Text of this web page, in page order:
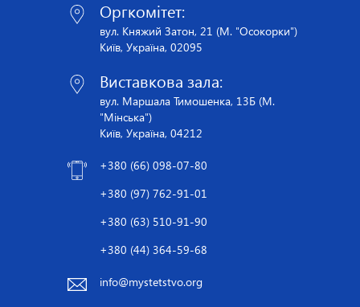
Оргкомітет:
вул. Княжий Затон, 21 (М. "Осокорки")
Київ, Україна, 02095
Виставкова зала:
вул. Маршала Тимошенка, 13Б (М.
"Мінська")
Київ, Україна, 04212
+380 (66) 098-07-80
+380 (97) 762-91-01
+380 (63) 510-91-90
+380 (44) 364-59-68
info@mystetstvo.org